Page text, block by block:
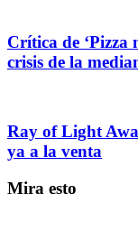
Crítica de ‘Pizza
crisis de la
Ray of Light
ya a la venta
Mira esto